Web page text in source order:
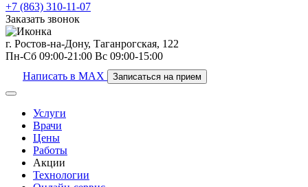
+7 (863) 310-11-07
Заказать звонок
г. Ростов-на-Дону, Таганрогская, 122
Пн-Сб 09:00-21:00 Вс 09:00-15:00
Написать в MAX
Записаться на прием
Услуги
Врачи
Цены
Работы
Акции
Технологии